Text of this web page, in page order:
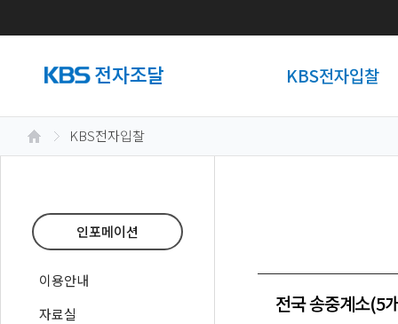
KBS전자입찰
KBS전자입찰
인포메이션
이용안내
자료실
전국 송중계소(5